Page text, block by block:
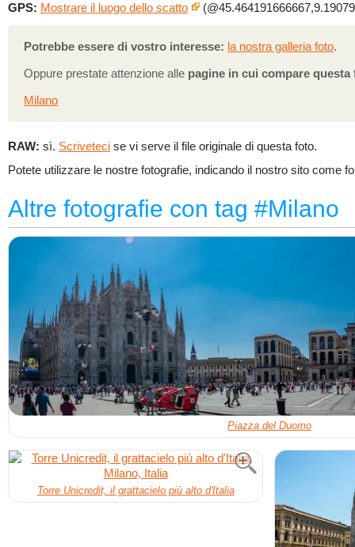
GPS: Mostrare il luogo dello scatto
Potrebbe essere di vostro interesse: la nostra galleria foto.
Oppure prestate attenzione alle pagine in cui compare
Milano
RAW: sì. Scriveteci se vi serve il file originale di questa foto.
Potete utilizzare le nostre fotografie, indicando il nostro sito come
Altre fotografie con tag #Milano
Piazza del Duomo
Torre Unicredit, il grattacielo più alto d'Italia